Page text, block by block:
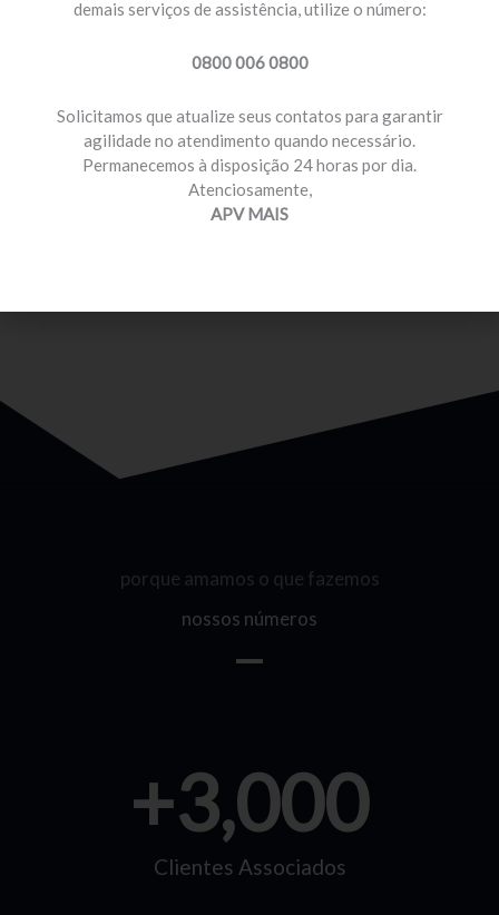
MOTORISTA PROFISSIONAL
Temos planos e preços com diferenciais para você
porque amamos o que fazemos
nossos números
Clientes Associados
+3,000
demais serviços de assistência, utilize o número:
0800 006 0800
Solicitamos que atualize seus contatos para garantir
agilidade no atendimento quando necessário.
Permanecemos à disposição 24 horas por dia.
Atenciosamente,
APV MAIS